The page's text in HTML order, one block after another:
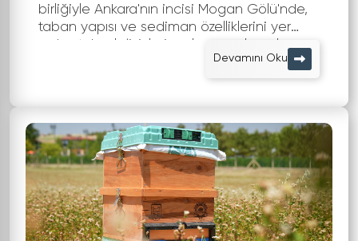
birliğiyle Ankara'nın incisi Mogan Gölü'nde,
taban yapısı ve sediman özelliklerini yer
radarı teknolojisiyle inceleme çalışmaları
Devamını Oku